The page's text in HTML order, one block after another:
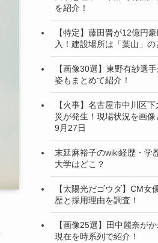
を紹介！
【特定】藤田晋が12億円
入！建設場所は「葉山」の
【画像30選】東野有紗選
姿もまとめて紹介！
【火事】名古屋市中川区
災が発生！現場状況を画
9月27日
末延麻裕子のwiki経歴・学
大学はどこ？
【太陽光だゴウダ】CM女
歴と採用理由を調査！
【画像25選】田中麗奈が
現在を時系列で紹介！